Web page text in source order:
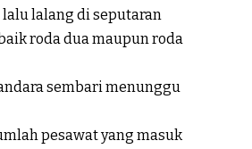
lalang di seputaran
roda dua maupun roda
sembari menunggu
pesawat yang masuk